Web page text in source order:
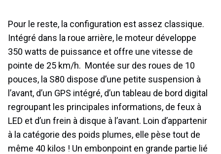
Pour le reste, la configuration est assez classique.
Intégré dans la roue arrière, le moteur développe
350 watts de puissance et offre une vitesse de
pointe de 25 km/h. Montée sur des roues de 10
pouces, la S80 dispose d’une petite suspension à
l’avant, d’un GPS intégré, d’un tableau de bord digital
regroupant les principales informations, de feux à
LED et d’un frein à disque à l’avant. Loin d’appartenir
à la catégorie des poids plumes, elle pèse tout de
même 40 kilos ! Un embonpoint en grande partie lié